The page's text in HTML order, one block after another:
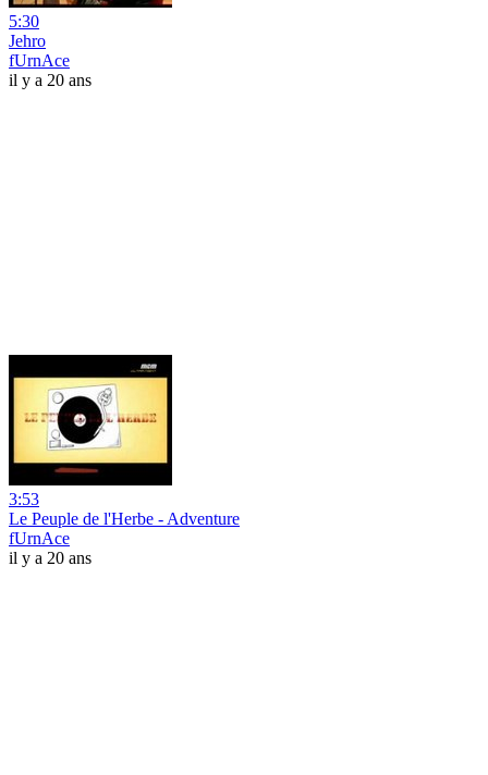
5:30
Jehro
fUrnAce
il y a 20 ans
3:53
Le Peuple de l'Herbe - Adventure
fUrnAce
il y a 20 ans